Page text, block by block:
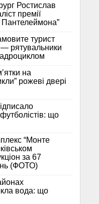
Ростислав
премії
турист
рятувальники
на
рожеві двері
що
“Монте
за 67
(ФОТО)
вода: що